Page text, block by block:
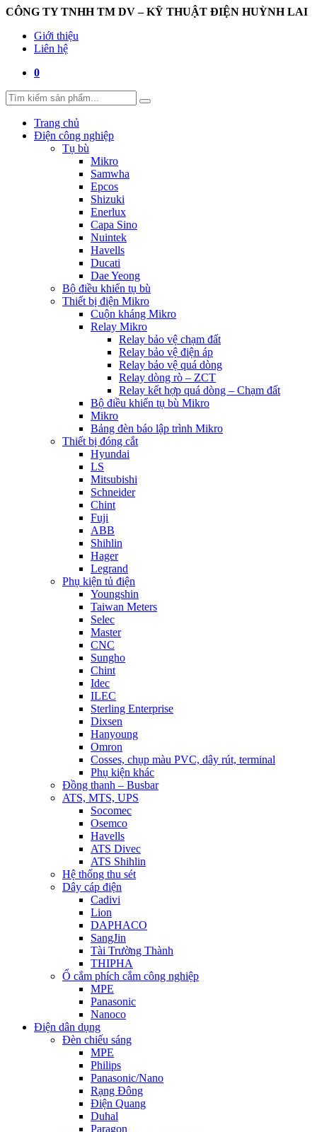
CÔNG TY TNHH TM DV – KỸ THUẬT ĐIỆN HUỲNH LAI
Giới thiệu
Liên hệ
0
Trang chủ
Điện công nghiệp
Tụ bù
Mikro
Samwha
Epcos
Shizuki
Enerlux
Capa Sino
Nuintek
Havells
Ducati
Dae Yeong
Bộ điều khiển tụ bù
Thiết bị điện Mikro
Cuộn kháng Mikro
Relay Mikro
Relay bảo vệ chạm đất
Relay bảo vệ điện áp
Relay bảo vệ quá dòng
Relay dòng rò – ZCT
Relay kết hợp quá dòng – Chạm đất
Bộ điều khiển tụ bù Mikro
Mikro
Bảng đèn báo lập trình Mikro
Thiết bị đóng cắt
Hyundai
LS
Mitsubishi
Schneider
Chint
Fuji
ABB
Shihlin
Hager
Legrand
Phụ kiện tủ điện
Youngshin
Taiwan Meters
Selec
Master
CNC
Sungho
Chint
Idec
ILEC
Sterling Enterprise
Dixsen
Hanyoung
Omron
Cosses, chụp màu PVC, dây rút, terminal
Phụ kiện khác
Đồng thanh – Busbar
ATS, MTS, UPS
Socomec
Osemco
Havells
ATS Divec
ATS Shihlin
Hệ thống thu sét
Dây cáp điện
Cadivi
Lion
DAPHACO
SangJin
Tài Trường Thành
THIPHA
Ổ cắm phích cắm công nghiệp
MPE
Panasonic
Nanoco
Điện dân dụng
Đèn chiếu sáng
MPE
Philips
Panasonic/Nano
Rạng Đông
Điện Quang
Duhal
Paragon